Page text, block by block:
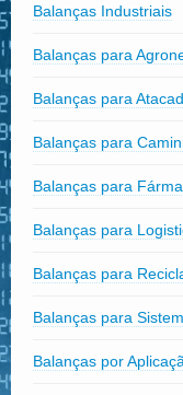
Balanças Industriais
Balanças para
Balanças para
Balanças para
Balanças para
Balanças para
Balanças para
Balanças para
Balanças por